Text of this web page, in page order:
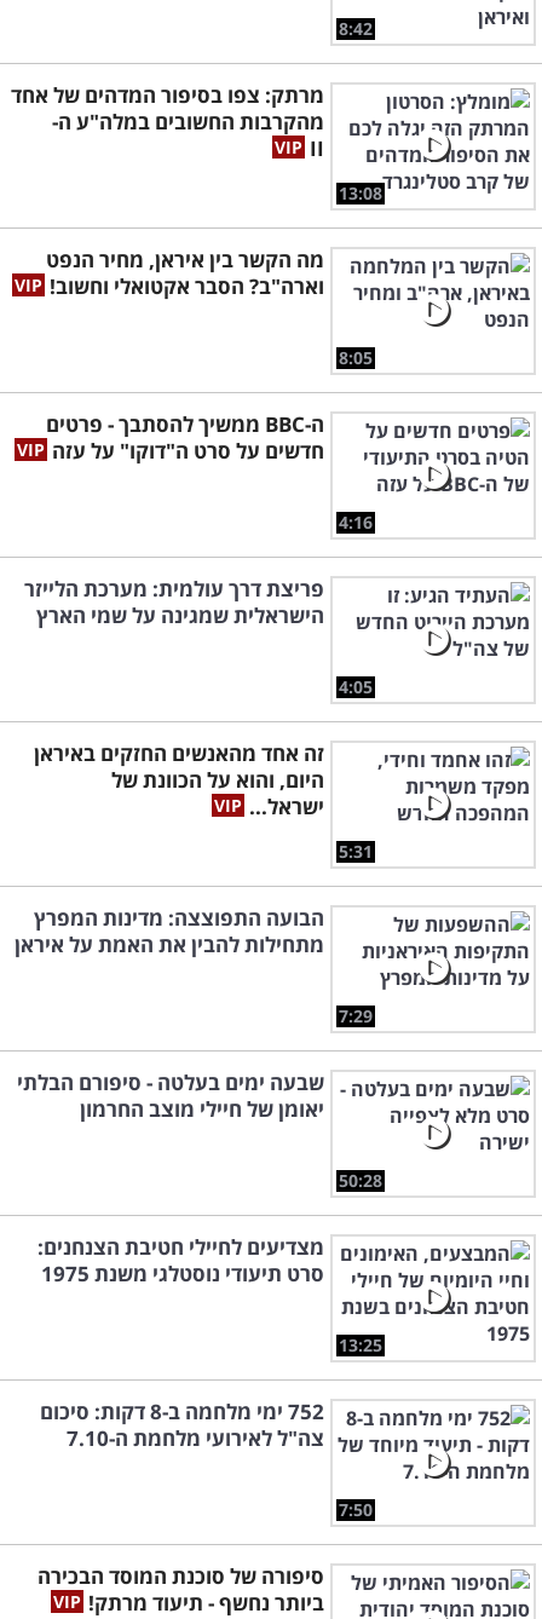
8:42
13:08
מרתק: צפו בסיפור המדהים של אחד
מהקרבות החשובים במלה"ע ה-
II
8:05
מה הקשר בין איראן, מחיר הנפט
וארה"ב? הסבר אקטואלי וחשוב!
4:16
ה-BBC ממשיך להסתבך - פרטים
חדשים על סרט ה"דוקו" על עזה
4:05
פריצת דרך עולמית: מערכת הלייזר
הישראלית שמגינה על שמי הארץ
5:31
זה אחד מהאנשים החזקים באיראן
היום, והוא על הכוונת של
ישראל...
7:29
הבועה התפוצצה: מדינות המפרץ
מתחילות להבין את האמת על איראן
50:28
שבעה ימים בעלטה - סיפורם הבלתי
יאומן של חיילי מוצב החרמון
13:25
מצדיעים לחיילי חטיבת הצנחנים:
סרט תיעודי נוסטלגי משנת 1975
7:50
752 ימי מלחמה ב-8 דקות: סיכום
צה"ל לאירועי מלחמת ה-7.10
סיפורה של סוכנת המוסד הבכירה
ביותר נחשף - תיעוד מרתק!